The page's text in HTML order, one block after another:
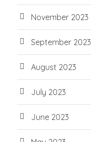
November 2023
September 2023
August 2023
July 2023
June 2023